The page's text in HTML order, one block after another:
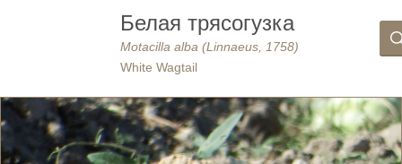
Белая трясогузка
Motacilla alba (Linnaeus, 1758)
White Wagtail